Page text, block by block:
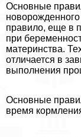
Основные
правило, еще в
при
материнства.
отличается в
выполнения
Основные
время